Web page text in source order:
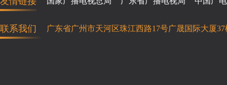
联系我们 广东省广州市天河区珠江西路17号广晟国际大厦37